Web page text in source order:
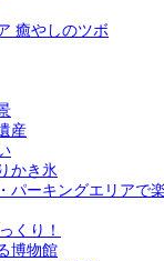
癒やしのツボ
産
かき氷
パーキングエリアで
くり！
博物館